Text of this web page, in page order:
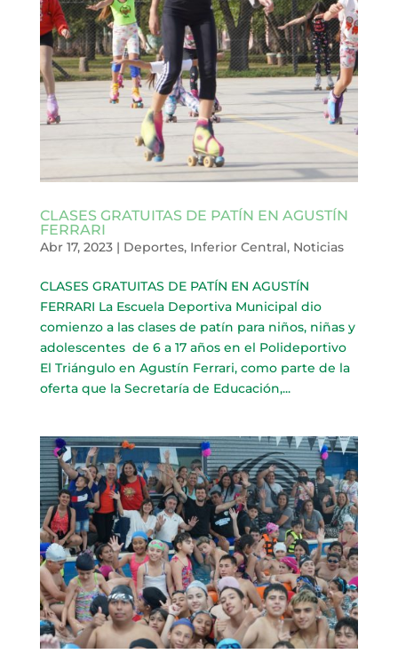
CLASES GRATUITAS DE PATÍN EN AGUSTÍN
FERRARI
Abr 17, 2023| Deportes, Inferior Central, Noticias
CLASES GRATUITAS DE PATÍN EN AGUSTÍN
FERRARI La Escuela Deportiva Municipal dio
comienzo a las clases de patín para niños, niñas y
adolescentes de 6 a 17 años en el Polideportivo
El Triángulo en Agustín Ferrari, como parte de la
oferta que la Secretaría de Educación,...